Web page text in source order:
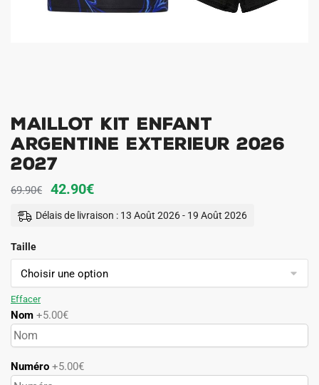
Maillot Kit Enfant
Argentine Exterieur 2026
2027
69.90€
Le
prix
69.90€.
42.90€Le
prix
42.90€.
Délais de livraison : 13 Août 2026 - 19 Août 2026
Taille
Effacer
Nom +5.00€
Numéro +5.00€